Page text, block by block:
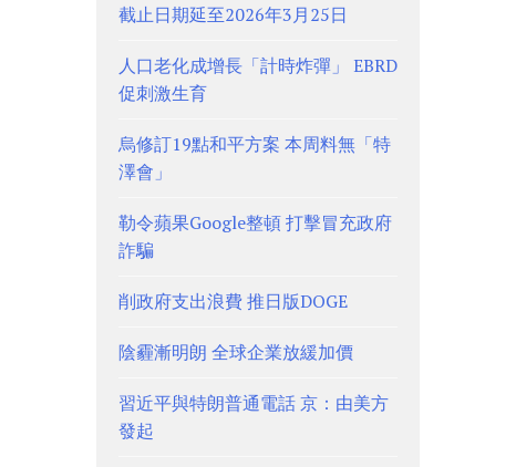
截止日期延至2026年3月25日
人口老化成增長「計時炸彈」 EBRD
促刺激生育
烏修訂19點和平方案 本周料無「特
澤會」
勒令蘋果Google整頓 打擊冒充政府
詐騙
削政府支出浪費 推日版DOGE
陰霾漸明朗 全球企業放緩加價
習近平與特朗普通電話 京：由美方
發起